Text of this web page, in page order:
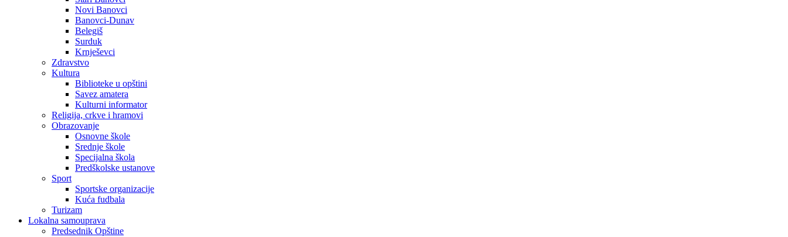
Novi Banovci
Banovci-Dunav
Belegiš
Surduk
Krnješevci
Zdravstvo
Kultura
Biblioteke u opštini
Savez amatera
Kulturni informator
Religija, crkve i hramovi
Obrazovanje
Osnovne škole
Srednje škole
Specijalna škola
Predškolske ustanove
Sport
Sportske organizacije
Kuća fudbala
Turizam
Lokalna samouprava
Predsednik Opštine